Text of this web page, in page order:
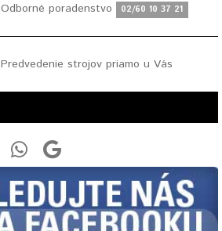
Odborné poradenstvo 02/60 10 37 21
Predvedenie strojov priamo u Vás